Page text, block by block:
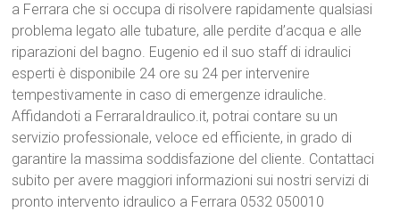
a Ferrara che si occupa di risolvere rapidamente qualsiasi
problema legato alle tubature, alle perdite d’acqua e alle
riparazioni del bagno. Eugenio ed il suo staff di idraulici
esperti è disponibile 24 ore su 24 per intervenire
tempestivamente in caso di emergenze idrauliche.
Affidandoti a FerraraIdraulico.it, potrai contare su un
servizio professionale, veloce ed efficiente, in grado di
garantire la massima soddisfazione del cliente. Contattaci
subito per avere maggiori informazioni sui nostri servizi di
pronto intervento idraulico a Ferrara 0532 050010